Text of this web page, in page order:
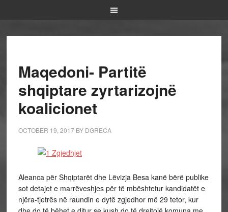
Maqedoni- Partitë
shqiptare zyrtarizojnë
koalicionet
OCTOBER 19, 2017BY DGRECA
Aleanca për Shqiptarët dhe Lëvizja Besa kanë bërë publike
sot detajet e marrëveshjes për të mbështetur kandidatët e
njëra-tjetrës në raundin e dytë zgjedhor më 29 tetor, kur